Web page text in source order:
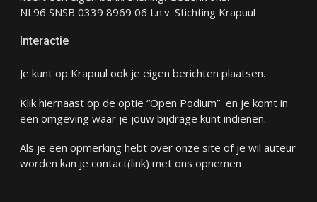
NL96 SNSB 0339 8969 06 t.n.v. Stichting Krapuul
Interactie
Je kunt op Krapuul ook je eigen berichten plaatsen.
Klik hiernaast op de optie “Open Podium” en je komt in
een omgeving waar je jouw bijdrage kunt indienen.
Als je een opmerking hebt over onze site of je wil auteur
worden kan je contact(link) met ons opnemen